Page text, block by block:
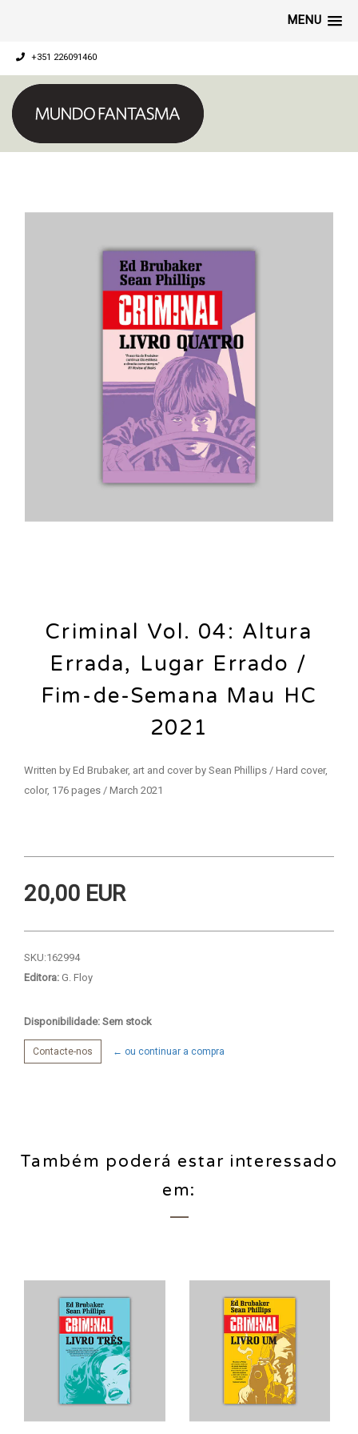
MENU
+351 226091460
Criminal Vol. 04: Altura
Errada, Lugar Errado /
Fim-de-Semana Mau HC
2021
Written by Ed Brubaker, art and cover by Sean Phillips / Hard cover,
color, 176 pages / March 2021
20,00 EUR
SKU:162994
Editora: G. Floy
Disponibilidade: Sem stock
Contacte-nos ← ou continuar a compra
Também poderá estar interessado
em: